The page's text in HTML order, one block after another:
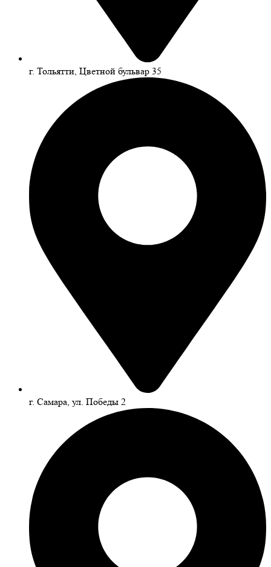
г. Тольятти, Цветной бульвар 35
г. Самара, ул. Победы 2